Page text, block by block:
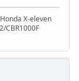
X-eleven
CBR1000F